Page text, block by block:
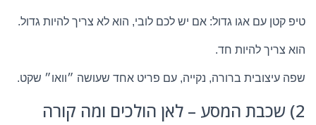
טיפ קטן עם אגו גדול: אם יש לכם לובי, הוא לא צריך להיות גדול.
הוא צריך להיות חד.
שפה עיצובית ברורה, נקייה, עם פריט אחד שעושה ״וואו״ שקט.
2) שכבת המסע – לאן הולכים ומה קורה